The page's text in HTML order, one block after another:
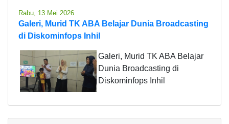
Rabu, 13 Mei 2026
Galeri, Murid TK ABA Belajar Dunia Broadcasting
di Diskominfops Inhil
Galeri, Murid TK ABA Belajar
Dunia Broadcasting di
Diskominfops Inhil